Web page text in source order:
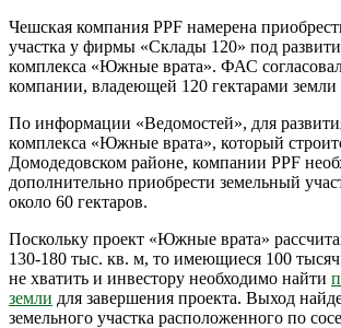
Чешская компания PPF намерена
участка у фирмы «Склады 120» под
комплекса «Южные врата». ФАС
компании, владеющей 120 гектарами земли
По информации «Ведомостей», для
комплекса «Южные врата», который
Домодедовском районе, компании PPF
дополнительно приобрести земельный
около 60 гектаров.
Поскольку проект «Южные врата»
130-180 тыс. кв. м, то имеющиеся 100
не хватить и инвестору необходимо найти
земли для завершения проекта. Выход
земельного участка расположенного по